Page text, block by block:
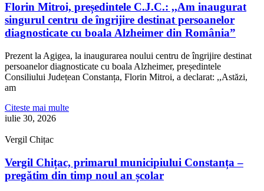
Florin Mitroi, președintele C.J.C.: ,,Am inaugurat
singurul centru de îngrijire destinat persoanelor
diagnosticate cu boala Alzheimer din România”
Prezent la Agigea, la inaugurarea noului centru de îngrijire destinat
persoanelor diagnosticate cu boala Alzheimer, președintele
Consiliului Județean Constanța, Florin Mitroi, a declarat: ,,Astăzi,
am
Citeste mai multe
iulie 30, 2026
Vergil Chițac
Vergil Chițac, primarul municipiului Constanța –
pregătim din timp noul an școlar